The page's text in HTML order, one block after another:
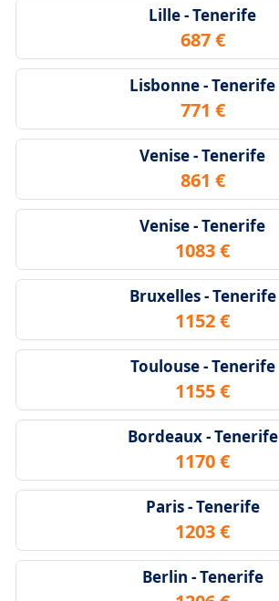
Lille - Tenerife
687 €
Lisbonne - Tenerife
771 €
Venise - Tenerife
861 €
Venise - Tenerife
1083 €
Bruxelles - Tenerife
1152 €
Toulouse - Tenerife
1155 €
Bordeaux - Tenerife
1170 €
Paris - Tenerife
1203 €
Berlin - Tenerife